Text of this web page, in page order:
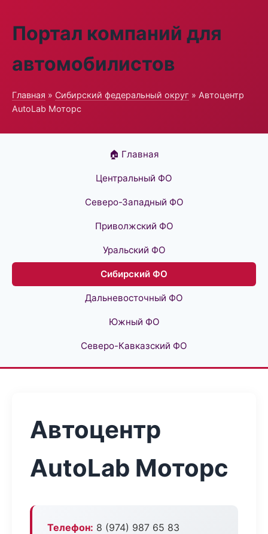
Портал компаний для
автомобилистов
Главная » Сибирский федеральный округ » Автоцентр
AutoLab Моторс
🏠 Главная
Центральный ФО
Северо-Западный ФО
Приволжский ФО
Уральский ФО
Сибирский ФО
Дальневосточный ФО
Южный ФО
Северо-Кавказский ФО
Автоцентр
AutoLab Моторс
Телефон: 8 (974) 987 65 83